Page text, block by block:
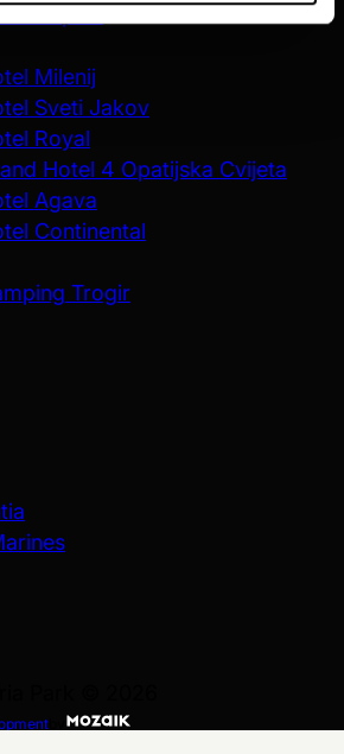
Capital
Milenij
Sveti Jakov
Royal
Hotel 4 Opatijska Cvijeta
Agava
Continental
Trogir
Park © 2026